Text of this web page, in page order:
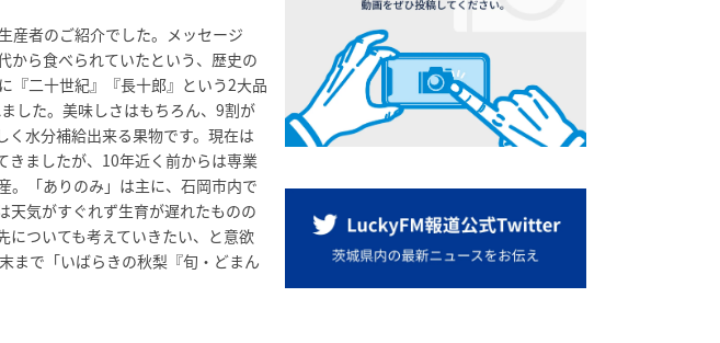
産者のご紹介でした。メッセージ
から食べられていたという、歴史の
『二十世紀』『長十郎』という2大品
した。美味しさはもちろん、9割が
水分補給出来る果物です。現在は
きましたが、10年近く前からは専業
。「ありのみ」は主に、石岡市内で
天気がすぐれず生育が遅れたものの
についても考えていきたい、と意欲
まで「いばらきの秋梨『旬・どまん